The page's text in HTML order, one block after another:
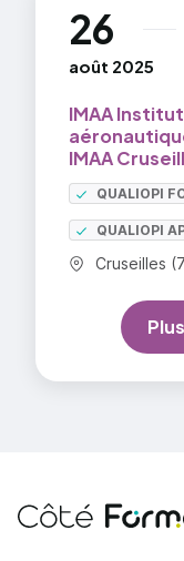
26
août 2025
au
IMAA
IMAA
QUALIOPI
QUALIOPI
Commune :
Cruseilles